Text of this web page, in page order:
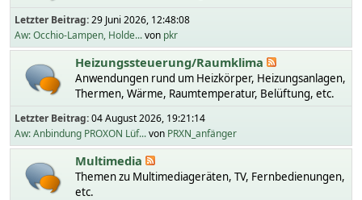
Letzter Beitrag:29 Juni 2026, 12:48:08
Aw: Occhio-Lampen, Holde...von pkr
Heizungssteuerung/Raumklima
Anwendungen rund um Heizkörper, Heizungsanlagen,
Thermen, Wärme, Raumtemperatur, Belüftung, etc.
Letzter Beitrag:04 August 2026, 19:21:14
Aw: Anbindung PROXON Lüf...von PRXN_anfänger
Multimedia
Themen zu Multimediageräten, TV, Fernbedienungen,
etc.